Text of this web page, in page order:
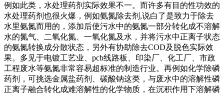
例如此类，水处理药剂实际效果不一。而许多有目的性功效的
水处理药剂也很火爆，例如氨氮除去剂,说白了是致力于除去
水里氨氮而用的，添加后使污水中的氨氮一部分转化成不溶解
水的氮气、二氧化氮、一氧化氮及水，并将污水中正离子状态
的氨氮转换成分散状态，另外有协助除去COD及脱色实际效
果。多见于电镀工艺业、pcb线路板、印染厂、化工厂、市政
工程废水等氨氮非常容易超标准的制造行业。再例如化学除磷
药剂，可挑选金属盐药剂、碳酸钠这类，与废水中的溶解性磷
正离子融合转化成难溶解性的化学物质，在沉积作用下溶解磷